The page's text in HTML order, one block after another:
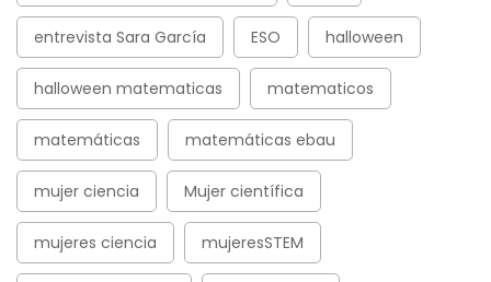
entrevista Sara García ESO halloween
halloween matematicas matematicos
matemáticas matemáticas ebau
mujer ciencia Mujer científica
mujeres ciencia mujeresSTEM